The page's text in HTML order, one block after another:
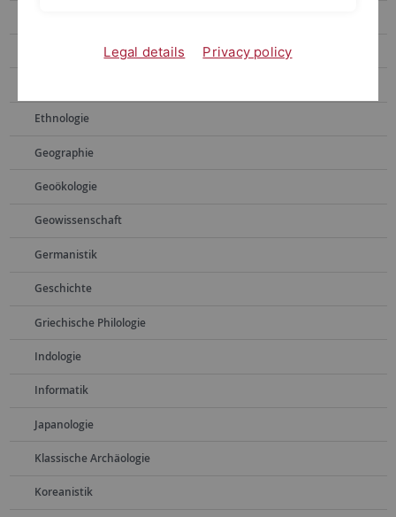
Empirische Kulturwissenschaft
Ethnologie
Geographie
Geoökologie
Geowissenschaft
Germanistik
Geschichte
Griechische Philologie
Indologie
Informatik
Japanologie
Klassische Archäologie
Koreanistik
Legal details Privacy policy